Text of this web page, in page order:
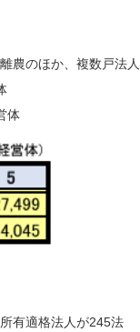
農のほか、複数戸法人
体
有適格法人が245法